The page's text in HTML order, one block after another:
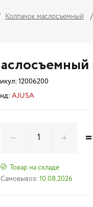
Колпачок маслосъемный
12006200
AJUSA
Товар на складе
Самовывоз: 10.08.2026
=